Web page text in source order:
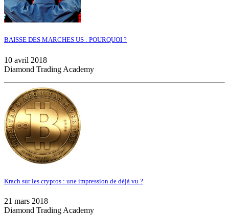
BAISSE DES MARCHES US : POURQUOI ?
10 avril 2018
Diamond Trading Academy
Krach sur les cryptos : une impression de déjà vu ?
21 mars 2018
Diamond Trading Academy